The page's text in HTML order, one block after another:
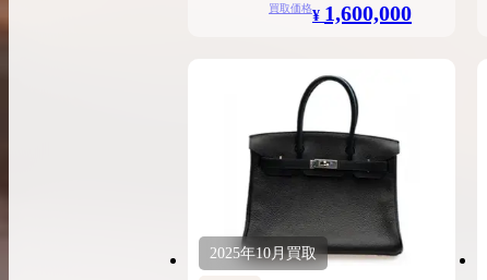
買取価格¥ 1,600,000
2025年10月買取